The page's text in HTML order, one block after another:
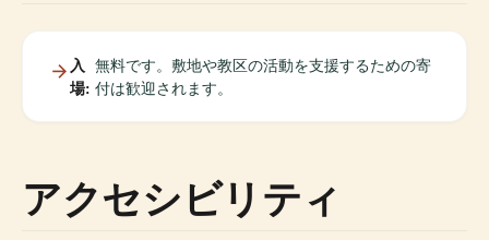
入
場:
無料です。敷地や教区の活動を支援するための寄
付は歓迎されます。
アクセシビリティ